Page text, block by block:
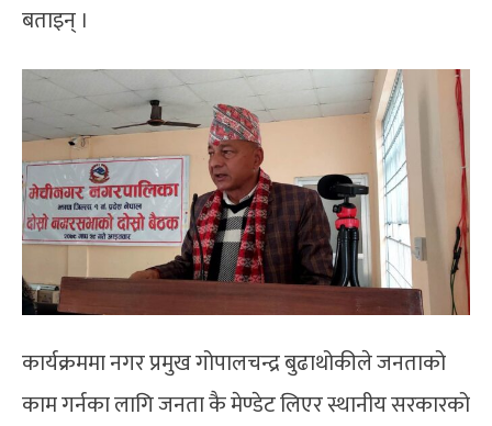
बताइन् ।
कार्यक्रममा नगर प्रमुख गोपालचन्द्र बुढाथोकीले जनताको
काम गर्नका लागि जनता कै मेण्डेट लिएर स्थानीय सरकारको